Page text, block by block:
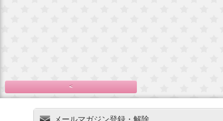
<
メールマガジン登録・解除